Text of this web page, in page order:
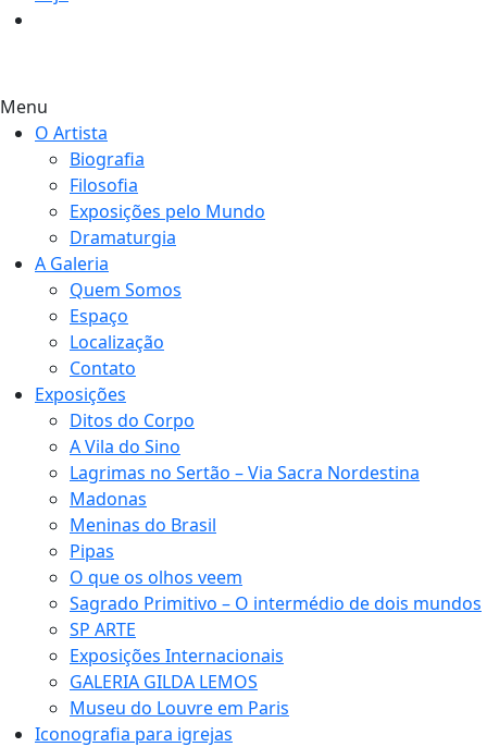
Menu
O Artista
Biografia
Filosofia
Exposições pelo Mundo
Dramaturgia
A Galeria
Quem Somos
Espaço
Localização
Contato
Exposições
Ditos do Corpo
A Vila do Sino
Lagrimas no Sertão – Via Sacra Nordestina
Madonas
Meninas do Brasil
Pipas
O que os olhos veem
Sagrado Primitivo – O intermédio de dois mundos
SP ARTE
Exposições Internacionais
GALERIA GILDA LEMOS
Museu do Louvre em Paris
Iconografia para igrejas